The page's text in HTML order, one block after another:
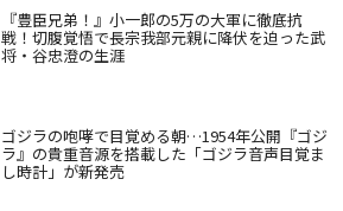
『豊臣兄弟！』小一郎の5万の大軍に徹底抗
戦！切腹覚悟で長宗我部元親に降伏を迫った武
将・谷忠澄の生涯
ゴジラの咆哮で目覚める朝…1954年公開『ゴジ
ラ』の貴重音源を搭載した「ゴジラ音声目覚ま
し時計」が新発売